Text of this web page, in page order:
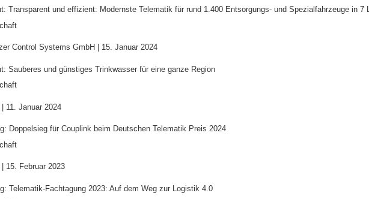
Transparent und effizient: Modernste Telematik für rund 1.400 Entsorgungs- und Spezialfahrzeuge in 7
Control Systems GmbH | 15. Januar 2024
Sauberes und günstiges Trinkwasser für eine ganze Region
11. Januar 2024
Doppelsieg für Couplink beim Deutschen Telematik Preis 2024
15. Februar 2023
Telematik-Fachtagung 2023: Auf dem Weg zur Logistik 4.0